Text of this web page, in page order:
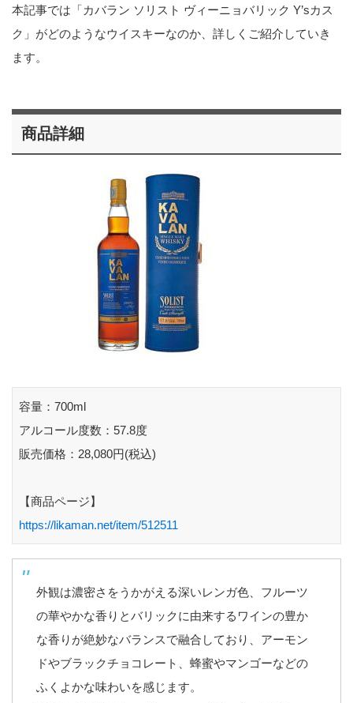
本記事では「カバラン ソリスト ヴィーニョバリック Y’sカス
ク」がどのようなウイスキーなのか、詳しくご紹介していき
ます。
商品詳細
容量：700ml
アルコール度数：57.8度
販売価格：28,080円(税込)
【商品ページ】
https://likaman.net/item/512511
外観は濃密さをうかがえる深いレンガ色、フルーツ
の華やかな香りとバリックに由来するワインの豊か
な香りが絶妙なバランスで融合しており、アーモン
ドやブラックチョコレート、蜂蜜やマンゴーなどの
ふくよかな味わいを感じます。